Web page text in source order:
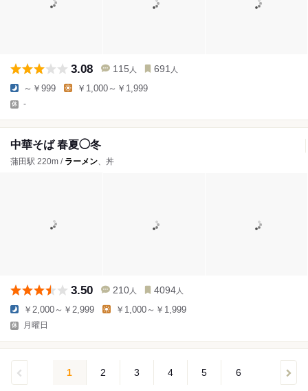
3.08 115 人 691 人
～￥999 ￥1,000～￥1,999
-
中華そば 春夏◯冬
蒲田駅 220m / ラーメン、丼
3.50 210 人 4094 人
￥2,000～￥2,999 ￥1,000～￥1,999
月曜日
1 2 3 4 5 6